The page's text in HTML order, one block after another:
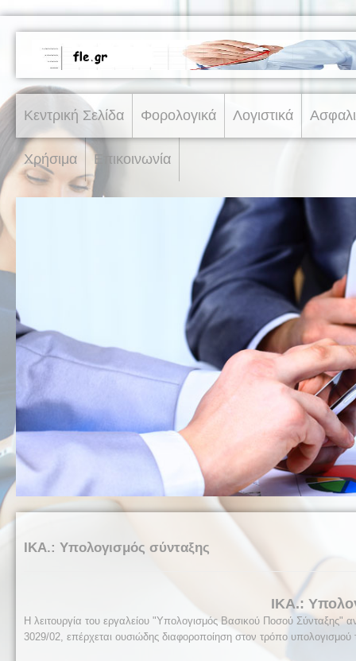
Κεντρική Σελίδα Φορολογικά Λογιστικά
Χρήσιμα Επικοινωνία
ΙΚΑ.: Υπολογισμός σύνταξης
ΙΚΑ.:
Η λειτουργία του εργαλείου "Υπολογισμός Βασικού Ποσού Σύνταξης"
3029/02, επέρχεται ουσιώδης διαφοροποίηση στον τρόπο υπολογισμού